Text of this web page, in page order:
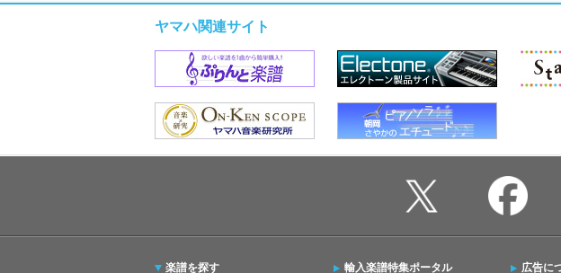
ヤマハ関連サイト
楽譜を探す 輸入楽譜特集ポータル 広告に